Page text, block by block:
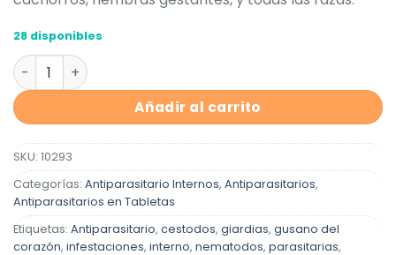
28 disponibles
ENDOGARD 30 X 2 TABS cantidad
Añadir al carrito
SKU: 10293
Categorías: Antiparasitario Internos, Antiparasitarios,
Antiparasitarios en Tabletas
Etiquetas: Antiparasitario, cestodos, giardias, gusano del
corazón, infestaciones, interno, nematodos, parasitarias,